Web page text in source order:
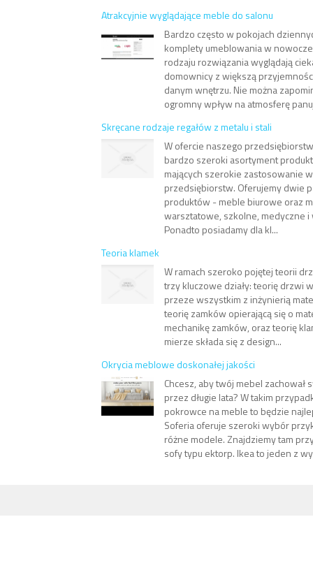
Atrakcyjnie wyglądające meble do salonu
Bardzo często w pokojach
komplety umeblowania w
rodzaju rozwiązania wyglądają
domownicy z większą
danym wnętrzu. Nie można
ogromny wpływ na atmosferę
Skręcane rodzaje regałów z metalu i stali
W ofercie naszego
bardzo szeroki asortyment
mających szerokie zastosowanie
przedsiębiorstw. Oferujemy dwie
produktów - meble biurowe oraz
warsztatowe, szkolne, medyczne i
Ponadto posiadamy dla kl...
Teoria klamek
W ramach szeroko pojętej teorii
trzy kluczowe działy: teorię drzwi
przeze wszystkim z inżynierią
teorię zamków opierającą się o
mechanikę zamków, oraz teorię
mierze składa się z design...
Okrycia meblowe doskonałej jakości
Chcesz, aby twój mebel zachował
przez długie lata? W takim
pokrowce na meble to będzie
Soferia oferuje szeroki wybór
różne modele. Znajdziemy tam
sofy typu ektorp. Ikea to jeden z